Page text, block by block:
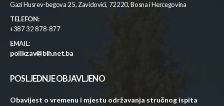
Gazi Husrev-begova 25, Zavidovići, 72220, Bosna i Hercegovina
TELEFON:
+387 32 878-877
EMAIL:
polikzav@bih.net.ba
POSLJEDNJE OBJAVLJENO
Obavijest o vremenu i mjestu održavanja stručnog ispita